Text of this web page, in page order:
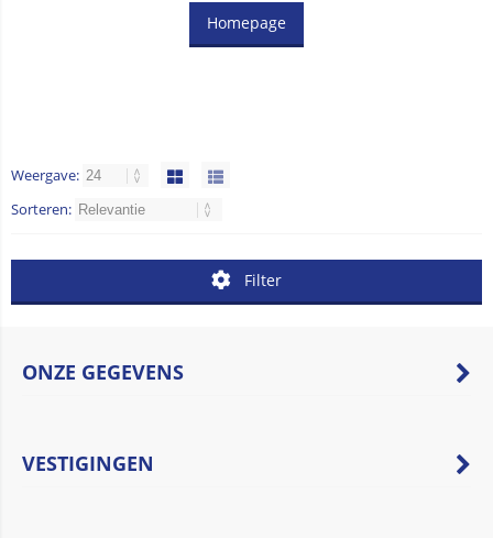
Homepage
Weergave:
Sorteren:
Filter
ONZE GEGEVENS
VESTIGINGEN